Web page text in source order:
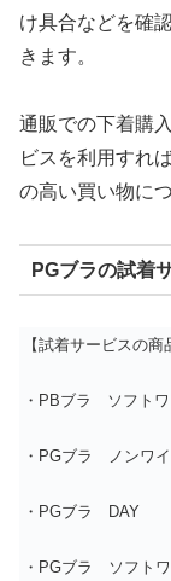
け具合などを確
きます。
通販での下着購
ビスを利用すれ
の高い買い物に
PGブラの試着
【試着サービスの商
・PBブラ ソフトワ
・PGブラ ノンワ
・PGブラ DAY
・PGブラ ソフト